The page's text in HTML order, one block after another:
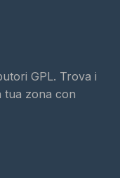
GPL. Trova i
tua zona con